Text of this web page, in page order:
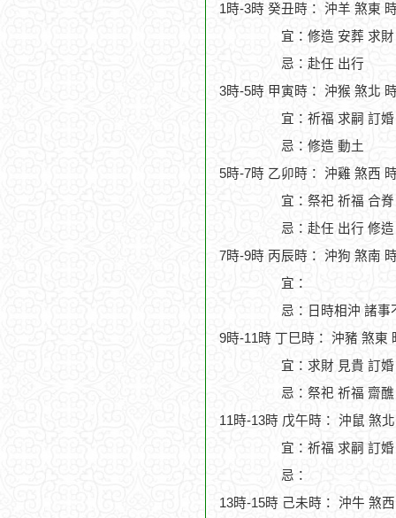
1時-3時 癸丑時： 沖羊 煞東
宜：修造 安葬 求
忌：赴任 出行
3時-5時 甲寅時： 沖猴 煞北
宜：祈福 求嗣 訂
忌：修造 動土
5時-7時 乙卯時： 沖雞 煞西
宜：祭祀 祈福 合
忌：赴任 出行 修造
7時-9時 丙辰時： 沖狗 煞南
宜：
忌：日時相沖 諸事
9時-11時 丁巳時： 沖豬 煞東
宜：求財 見貴 訂
忌：祭祀 祈福 齋
11時-13時 戊午時： 沖鼠 煞
宜：祈福 求嗣 訂
忌：
13時-15時 己未時： 沖牛 煞